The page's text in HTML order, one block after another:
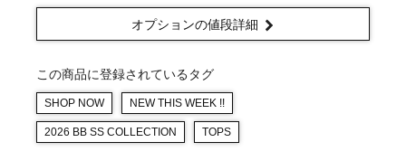
オプションの値段詳細
この商品に登録されているタグ
SHOP NOW NEW THIS WEEK !!
2026 BB SS COLLECTION TOPS